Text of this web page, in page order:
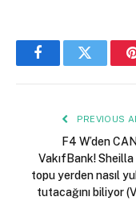
FacebookTwitter
PREVIOUS
F4 W’den
VakıfBank! Sheilla
topu yerden nasıl
tutacağını biliyor